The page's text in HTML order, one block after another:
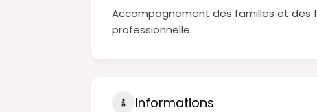
Accompagnement des familles et des
professionnelle.
Informations